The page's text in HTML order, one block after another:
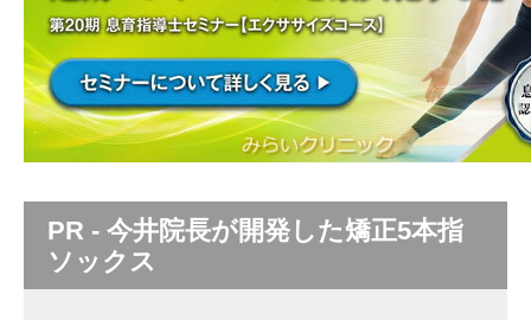
PR - 今井院長が開発した矯正5本指
ソックス